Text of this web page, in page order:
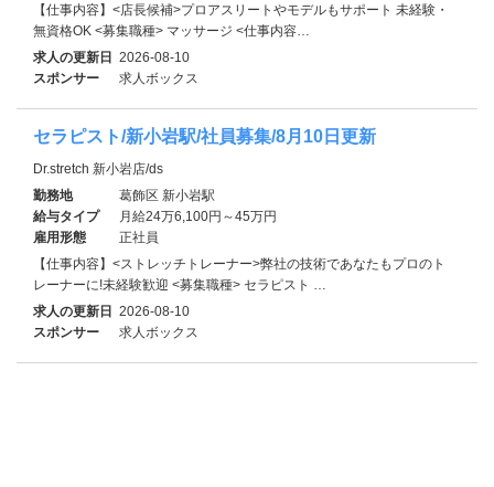
【仕事内容】<店長候補>プロアスリートやモデルもサポート 未経験・
無資格OK <募集職種> マッサージ <仕事内容…
求人の更新日 2026-08-10
スポンサー
求人ボックス
セラピスト/新小岩駅/社員募集/8月10日更新
Dr.stretch 新小岩店/ds
勤務地
葛飾区 新小岩駅
給与タイプ
月給24万6,100円～45万円
雇用形態
正社員
【仕事内容】<ストレッチトレーナー>弊社の技術であなたもプロのト
レーナーに!未経験歓迎 <募集職種> セラピスト …
求人の更新日 2026-08-10
スポンサー
求人ボックス